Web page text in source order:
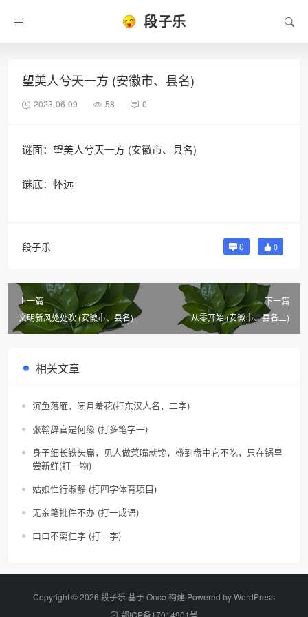
段子乐
望美人兮天一方 (安徽市、县名)
2023-06-09 58 0
谜面：望美人兮天一方 (安徽市、县名)
谜底：怀远
段子乐 0 0
上一篇
文明新风处处吹 (安徽市、县名)
下一篇
从零开始 (安徽市、县名二)
相关文章
沉鱼落雁，闭月羞花(打东汉人名，二字)
张翰辞官是何缘 (打多笔字一)
身子细长铁头扁，见人做菜嘴就馋，盛到盘中它不吃，只在锅里
尝新鲜(打一物)
姑娘性行淑静 (打四字体育项目)
无亲笔批件不办 (打一成语)
口口不离仁字 (打一字)
Copyright © 2026 段子乐 基于 Once 构建 Powered byWordPress
鄂ICP备17014901号